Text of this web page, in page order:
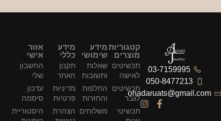
03-7159995
050-8477213
ohadaruats@gmail.com
קטגוריות
מוצרים
תכשיטים
לאישה
תכשיטים
לגבר
תכשיטי
מידע
שימושי
שאלות
ותשובות
החלפות
והחזרות
משלוחים
מידע
כללי
תקנון
האתר
מדיניות
פרטיות
הצהרת
אזור
אישי
החשבון
שלי
עדכון
סיסמה
היסטוריית